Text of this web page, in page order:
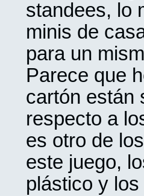
standees, lo
minis de
para un
Parece que
cartón están
respecto a
es otro de
este juego,
plástico y